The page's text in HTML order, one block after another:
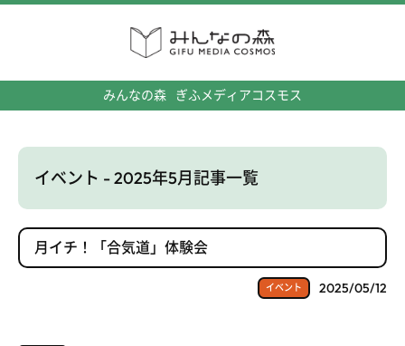
みんなの森 ぎふメディアコスモス
イベント - 2025年5月記事一覧
月イチ！「合気道」体験会
イベント 2025/05/12